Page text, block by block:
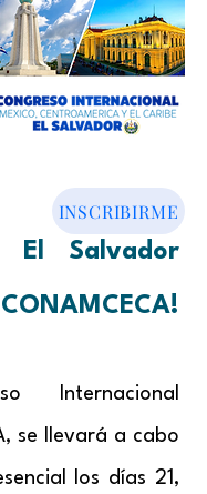
El Salvador
Internacional
se llevará a cabo
los días 21,
INSCRIBIRME